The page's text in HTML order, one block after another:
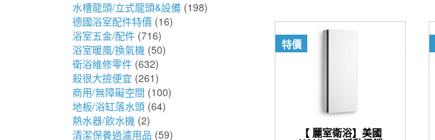
水槽龍頭/立式龍頭&設備 (198)
德國浴室配件特價 (16)
浴室五金/配件 (716)
浴室暖風/換氣機 (50)
衛浴維修零件 (632)
殺很大撿便宜 (261)
商用/無障礙空間 (100)
地板/浴缸落水頭 (64)
熱水器/飲水機 (2)
清潔保養過濾用品 (59)
特價
【 麗室衛浴】美國